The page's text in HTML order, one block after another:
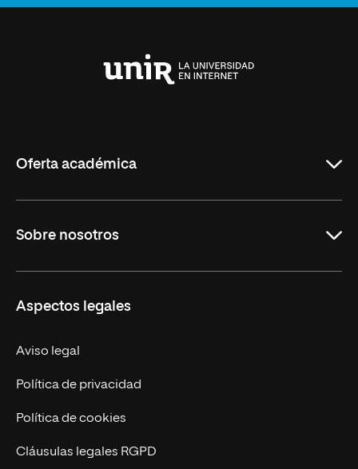
Oferta académica
Formación Continua
Carreras
Sobre nosotros
Trabaja en UNIR
Actualidad
Contáctanos
Aspectos legales
Aviso legal
Política de privacidad
Política de cookies
Cláusulas legales RGPD